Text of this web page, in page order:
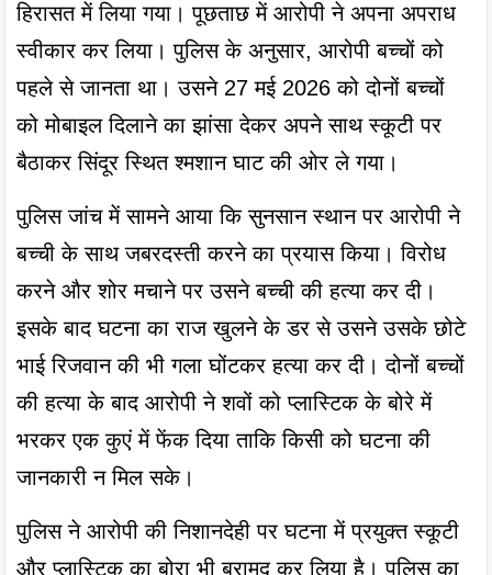
हिरासत में लिया गया। पूछताछ में आरोपी ने अपना अपराध
स्वीकार कर लिया। पुलिस के अनुसार, आरोपी बच्चों को
पहले से जानता था। उसने 27 मई 2026 को दोनों बच्चों
को मोबाइल दिलाने का झांसा देकर अपने साथ स्कूटी पर
बैठाकर सिंदूर स्थित श्मशान घाट की ओर ले गया।
पुलिस जांच में सामने आया कि सुनसान स्थान पर आरोपी ने
बच्ची के साथ जबरदस्ती करने का प्रयास किया। विरोध
करने और शोर मचाने पर उसने बच्ची की हत्या कर दी।
इसके बाद घटना का राज खुलने के डर से उसने उसके छोटे
भाई रिजवान की भी गला घोंटकर हत्या कर दी। दोनों बच्चों
की हत्या के बाद आरोपी ने शवों को प्लास्टिक के बोरे में
भरकर एक कुएं में फेंक दिया ताकि किसी को घटना की
जानकारी न मिल सके।
पुलिस ने आरोपी की निशानदेही पर घटना में प्रयुक्त स्कूटी
और प्लास्टिक का बोरा भी बरामद कर लिया है। पुलिस का